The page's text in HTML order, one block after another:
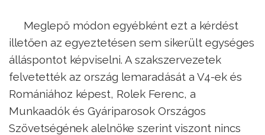
Meglepő módon egyébként ezt a kérdést
illetően az egyeztetésen sem sikerült egységes
álláspontot képviselni. A szakszervezetek
felvetették az ország lemaradását a V4-ek és
Romániához képest, Rolek Ferenc, a
Munkaadók és Gyáriparosok Országos
Szövetségének alelnöke szerint viszont nincs